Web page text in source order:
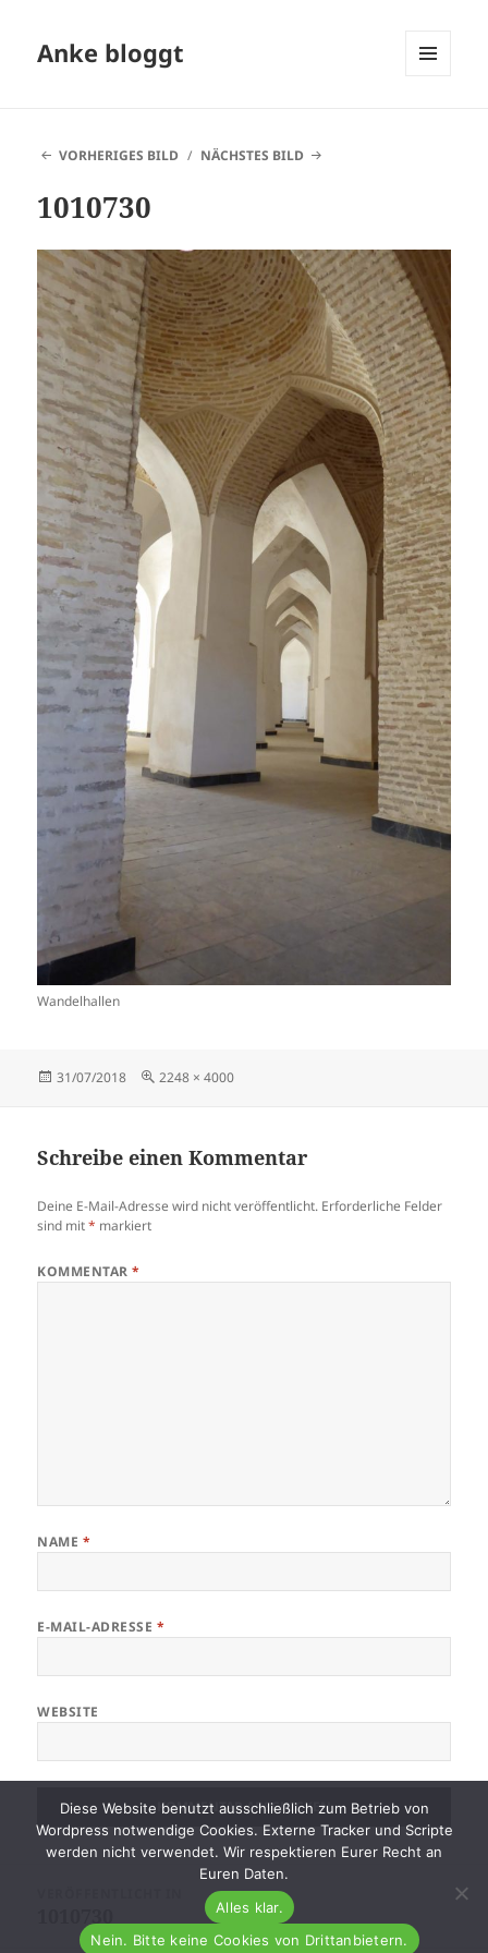
Anke bloggt
VORHERIGES BILD
NÄCHSTES BILD
1010730
Wandelhallen
Veröffentlicht
31/07/2018 Originalgröße
2248 × 4000
Schreibe einen Kommentar
Deine E-Mail-Adresse wird nicht veröffentlicht. Erforderliche Felder
sind mit* markiert
KOMMENTAR*
NAME *
E-MAIL-ADRESSE *
WEBSITE
Diese Website benutzt ausschließlich zum Betrieb von
Wordpress notwendige Cookies. Externe Tracker und Scripte
werden nicht verwendet. Wir respektieren Eurer Recht an
Euren Daten.
Alles klar.
Nein. Bitte keine Cookies von Drittanbietern.